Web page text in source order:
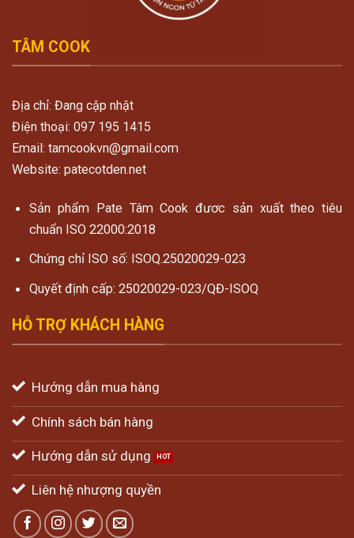
TÂM COOK
Địa chỉ: Đang cập nhật
Điện thoại: 097 195 1415
Email: tamcookvn@gmail.com
Website: patecotden.net
Sản phẩm Pate Tâm Cook đươc sản xuất theo tiêu
chuẩn ISO 22000:2018
Chứng chỉ ISO số: ISOQ.25020029-023
Quyết định cấp: 25020029-023/QĐ-ISOQ
HỖ TRỢ KHÁCH HÀNG
Hướng dẫn mua hàng
Chính sách bán hàng
Hướng dẫn sử dụng
Liên hệ nhượng quyền